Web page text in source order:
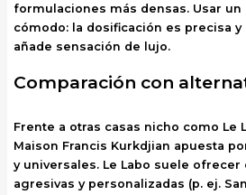
formulaciones más densas. Usar un
cómodo: la dosificación es precisa
añade sensación de lujo.
Comparación con
Frente a otras casas nicho como Le
Maison Francis Kurkdjian apuesta
y universales. Le Labo suele
agresivas y personalizadas (p. ej.